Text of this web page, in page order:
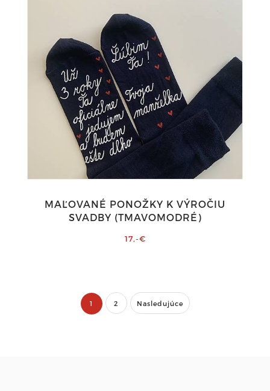
MAĽOVANÉ PONOŽKY K VÝROČIU
SVADBY (TMAVOMODRÉ)
17,-€
1 2 Nasledujúce